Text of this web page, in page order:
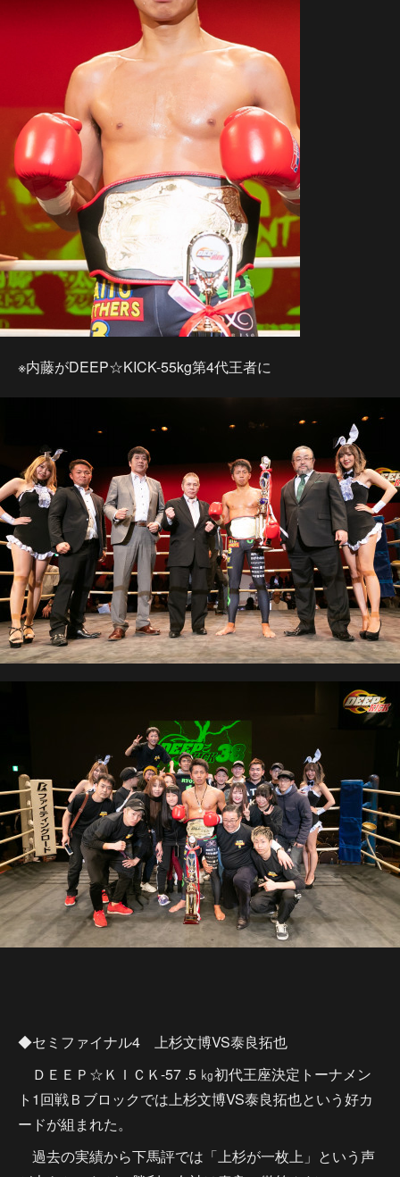
※内藤がDEEP☆KICK-55kg第4代王者に
◆セミファイナル4 上杉文博VS泰良拓也
ＤＥＥＰ☆ＫＩＣＫ-57 .5 ㎏初代王座決定トーナメン
ト1回戦Ｂブロックでは上杉文博VS泰良拓也という好カ
ードが組まれた。
過去の実績から下馬評では「上杉が一枚上」という声